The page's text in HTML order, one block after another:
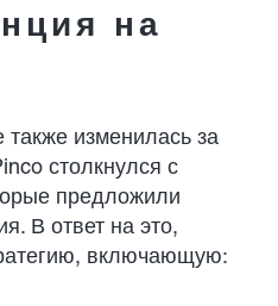
на
изменилась за
столкнулся с
предложили
В ответ на это,
включающую: